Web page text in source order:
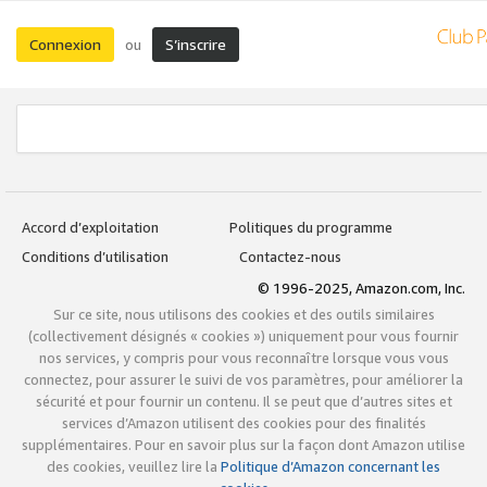
Connexion ou S’inscrire
Accord d’exploitation
Politiques du programme
Conditions d’utilisation
Contactez-nous
© 1996-2025, Amazon.com, Inc.
Sur ce site, nous utilisons des cookies et des outils similaires
(collectivement désignés « cookies ») uniquement pour vous fournir
nos services, y compris pour vous reconnaître lorsque vous vous
connectez, pour assurer le suivi de vos paramètres, pour améliorer la
sécurité et pour fournir un contenu. Il se peut que d’autres sites et
services d’Amazon utilisent des cookies pour des finalités
supplémentaires. Pour en savoir plus sur la façon dont Amazon utilise
des cookies, veuillez lire la Politique d’Amazon concernant les